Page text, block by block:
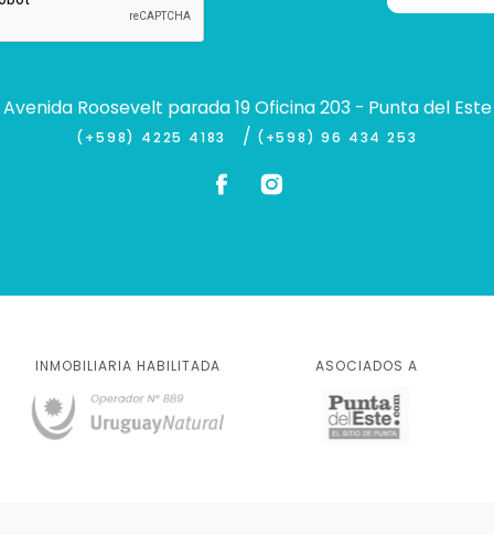
Avenida Roosevelt parada 19 Oficina 203 - Punta del Este
(+598) 4225 4183 / (+598) 96 434 253
INMOBILIARIA HABILITADA ASOCIADOS A